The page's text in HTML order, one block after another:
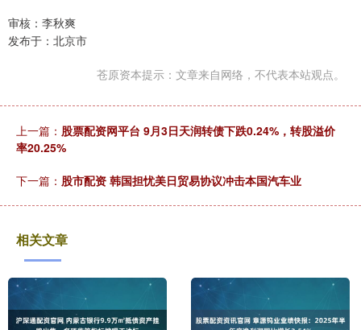
审核：李秋爽
发布于：北京市
苍原资本提示：文章来自网络，不代表本站观点。
上一篇： 股票配资网平台 9月3日天润转债下跌0.24%，转股溢价
率20.25%
下一篇： 股市配资 韩国担忧美日贸易协议冲击本国汽车业
相关文章